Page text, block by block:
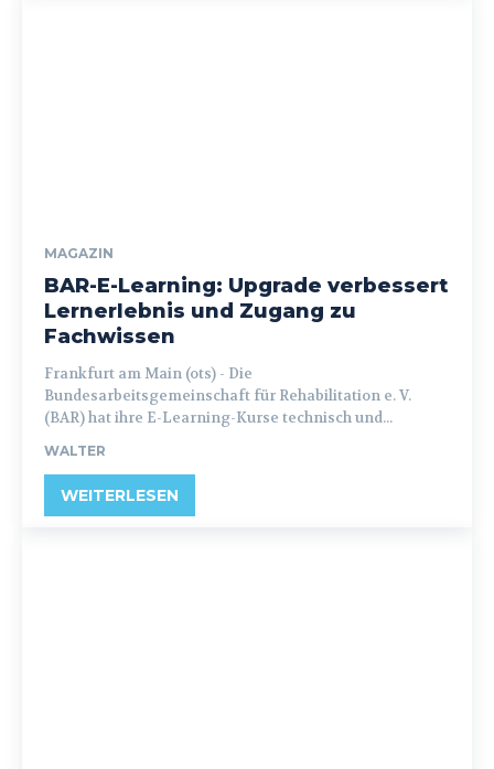
MAGAZIN
BAR-E-Learning: Upgrade verbessert
Lernerlebnis und Zugang zu
Fachwissen
Frankfurt am Main (ots) - Die
Bundesarbeitsgemeinschaft für Rehabilitation e. V.
(BAR) hat ihre E-Learning-Kurse technisch und...
WALTER
WEITERLESEN